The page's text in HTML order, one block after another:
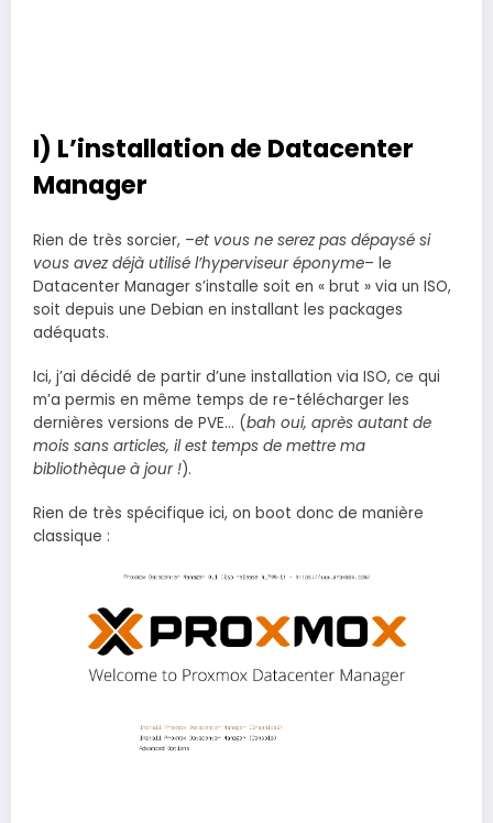
I) L’installation de Datacenter
Manager
Rien de très sorcier, –et vous ne serez pas dépaysé si
vous avez déjà utilisé l’hyperviseur éponyme– le
Datacenter Manager s’installe soit en « brut » via un ISO,
soit depuis une Debian en installant les packages
adéquats.
Ici, j’ai décidé de partir d’une installation via ISO, ce qui
m’a permis en même temps de re-télécharger les
dernières versions de PVE… (bah oui, après autant de
mois sans articles, il est temps de mettre ma
bibliothèque à jour !).
Rien de très spécifique ici, on boot donc de manière
classique :